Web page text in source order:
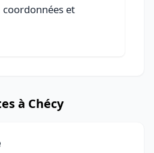
coordonnées et
à Chécy